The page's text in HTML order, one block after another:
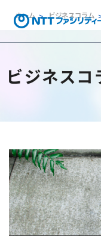
ホーム ビジネスコラム
ビジネスコ